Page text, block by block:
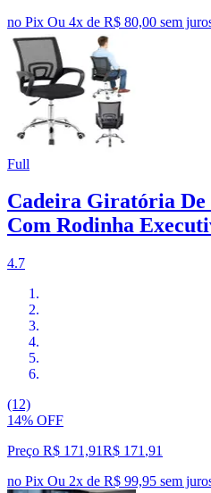
no Pix Ou 4x de R$ 80,00 sem
Full
Cadeira Giratória
Com Rodinha
4.7
(12)
14% OFF
Preço R$ 171,91R$ 171 ,91
no Pix Ou 2x de R$ 99,95 sem